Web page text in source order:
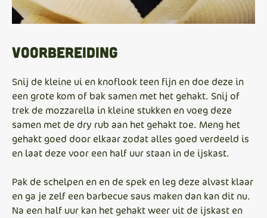
Voorbereiding
Snij de kleine ui en knoflook teen fijn en doe deze in
een grote kom of bak samen met het gehakt. Snij of
trek de mozzarella in kleine stukken en voeg deze
samen met de dry rub aan het gehakt toe. Meng het
gehakt goed door elkaar zodat alles goed verdeeld is
en laat deze voor een half uur staan in de ijskast.
Pak de schelpen en en de spek en leg deze alvast klaar
en ga je zelf een barbecue saus maken dan kan dit nu.
Na een half uur kan het gehakt weer uit de ijskast en